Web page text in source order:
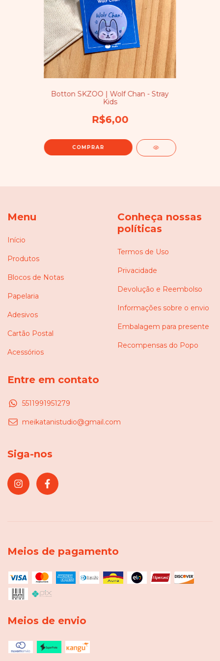
Botton SKZOO | Wolf Chan - Stray
Kids
R$6,00
Menu
Início
Produtos
Blocos de Notas
Papelaria
Adesivos
Cartão Postal
Acessórios
Conheça nossas
políticas
Termos de Uso
Privacidade
Devolução e Reembolso
Informações sobre o envio
Embalagem para presente
Recompensas do Popo
Entre em contato
5511991951279
meikatanistudio@gmail.com
Siga-nos
Meios de pagamento
Meios de envio